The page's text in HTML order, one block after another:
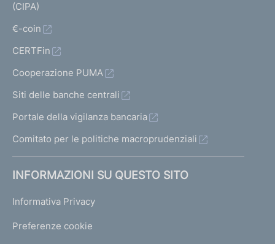
(CIPA)
€-coin
CERTFin
Cooperazione PUMA
Siti delle banche centrali
Portale della vigilanza bancaria
Comitato per le politiche macroprudenziali
INFORMAZIONI SU QUESTO SITO
Informativa Privacy
Preferenze cookie